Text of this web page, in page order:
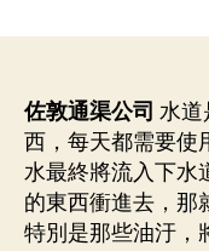
佐敦通渠公司 水道
西，每天都需要使
水最終將流入下水
的東西衝進去，那
特別是那些油汙，